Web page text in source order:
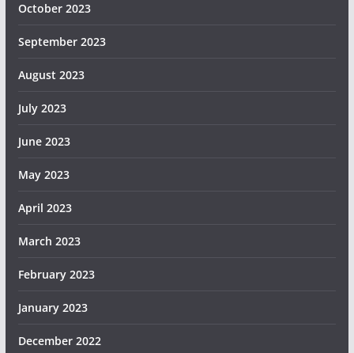
October 2023
September 2023
August 2023
July 2023
June 2023
May 2023
April 2023
March 2023
February 2023
January 2023
December 2022